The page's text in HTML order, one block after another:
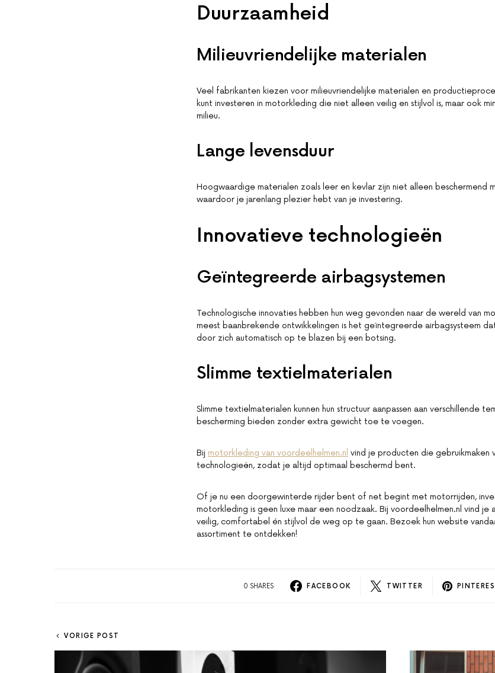
Duurzaamheid
Milieuvriendelijke materialen
Veel fabrikanten kiezen voor milieuvriendelijke materialen en
kunt investeren in motorkleding die niet alleen veilig en stijlvol is, maar ook
milieu.
Lange levensduur
Hoogwaardige materialen zoals leer en kevlar zijn niet alleen beschermend
waardoor je jarenlang plezier hebt van je investering.
Innovatieve technologieën
Geïntegreerde airbagsystemen
Technologische innovaties hebben hun weg gevonden naar de wereld van
meest baanbrekende ontwikkelingen is het geïntegreerde airbagsysteem
door zich automatisch op te blazen bij een botsing.
Slimme textielmaterialen
Slimme textielmaterialen kunnen hun structuur aanpassen aan verschillende
bescherming bieden zonder extra gewicht toe te voegen.
Bij motorkleding van voordeelhelmen.nl vind je producten die gebruikmaken
technologieën, zodat je altijd optimaal beschermd bent.
Of je nu een doorgewinterde rijder bent of net begint met motorrijden,
motorkleding is geen luxe maar een noodzaak. Bij voordeelhelmen.nl vind je
veilig, comfortabel én stijlvol de weg op te gaan. Bezoek hun website
assortiment te ontdekken!
0 SHARES FACEBOOK TWITTER
VORIGE POST